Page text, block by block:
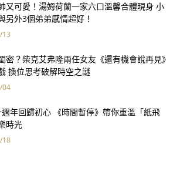
又可愛！湯姆荷蘭一家六口溫馨合體現身 小
另外3個弟弟感情超好！
13
密？柴克艾弗隆兩任女友《還有機會說再見》
換位思考破解時空之謎
04
年回歸初心 《時間暫停》帶你重溫「紙飛
時光
18